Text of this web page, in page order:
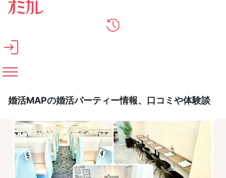
メインコンテンツへスキップ
婚活MAPの婚活パーティー情報、口コミや体験談